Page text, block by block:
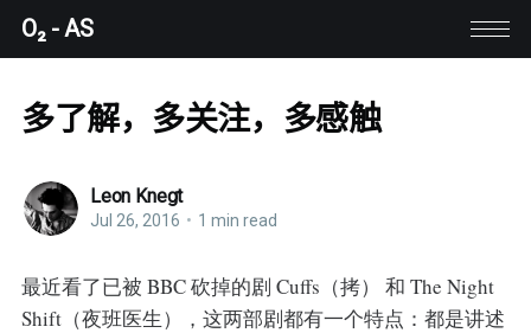
O₂ - AS
多了解，多关注，多感触
Leon Knegt
Jul 26, 2016 • 1 min read
最近看了已被 BBC 砍掉的剧 Cuffs（拷） 和 The Night
Shift（夜班医生），这两部剧都有一个特点：都是讲述